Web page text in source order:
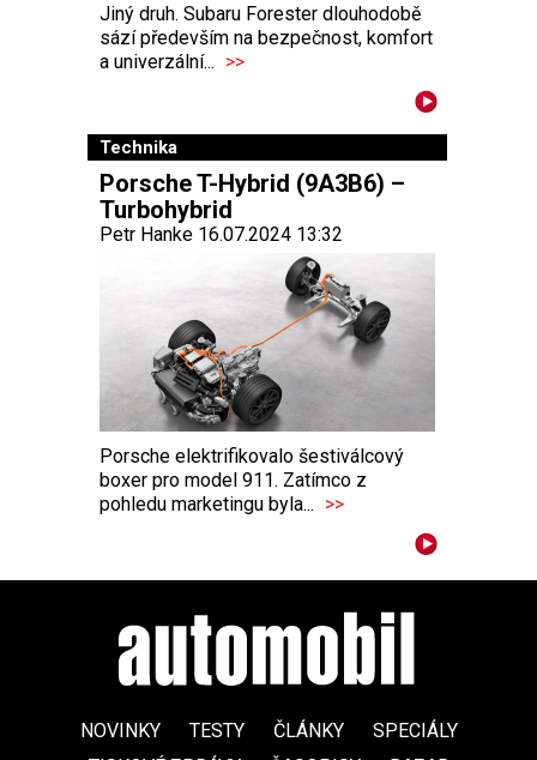
Jiný druh. Subaru Forester dlouhodobě
sází především na bezpečnost, komfort
a univerzální... >>
Technika
Porsche T-Hybrid (9A3B6) –
Turbohybrid
Petr Hanke 16.07.2024 13:32
Porsche elektrifikovalo šestiválcový
boxer pro model 911. Zatímco z
pohledu marketingu byla... >>
NOVINKY TESTY ČLÁNKY
SPECIÁLY